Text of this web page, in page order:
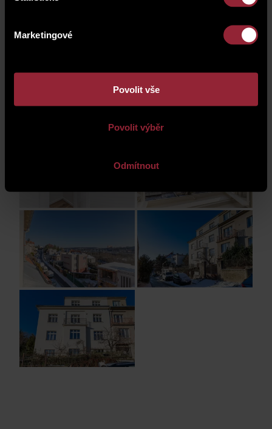
Marketingové
Povolit vše
Povolit výběr
Odmítnout